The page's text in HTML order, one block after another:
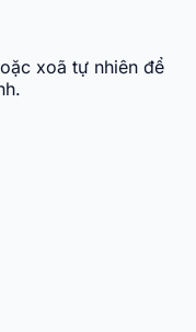
xoã tự nhiên để